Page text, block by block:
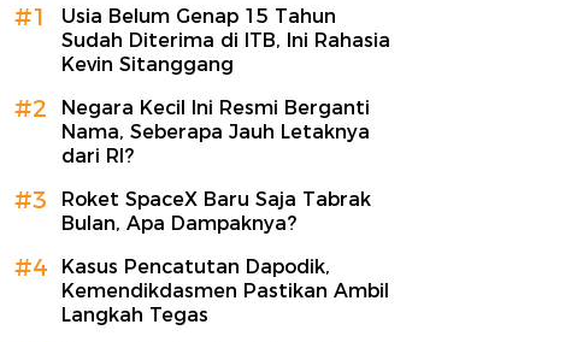
#1
Usia Belum Genap 15 Tahun
Sudah Diterima di ITB, Ini Rahasia
Kevin Sitanggang
#2
Negara Kecil Ini Resmi Berganti
Nama, Seberapa Jauh Letaknya
dari RI?
#3
Roket SpaceX Baru Saja Tabrak
Bulan, Apa Dampaknya?
#4
Kasus Pencatutan Dapodik,
Kemendikdasmen Pastikan Ambil
Langkah Tegas